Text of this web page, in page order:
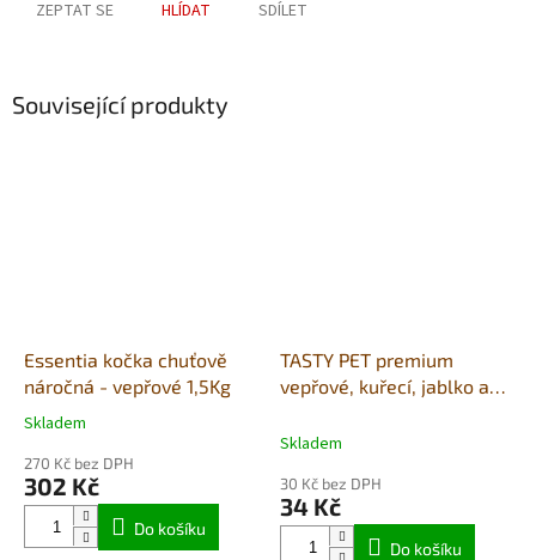
ZEPTAT SE HLÍDAT SDÍLET
Související produkty
Essentia kočka chuťově
náročná - vepřové 1,5Kg
Průměrné
produktu
je
Skladem
270 Kč bez DPH
302 Kč
Do košíku
TASTY PET premium
vepřové, kuřecí, jablko a
Skladem
30 Kč bez DPH
34 Kč
Do košíku